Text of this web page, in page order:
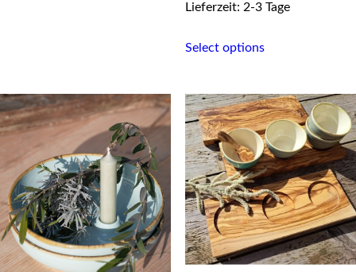
be
chosen
on
the
product
page
Lieferzeit: 2-3 Tage
Select optionsproduct
variants.
The
options
may
be
chosen
on
the
product
page